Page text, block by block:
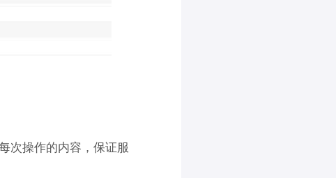
次操作的内容，保证服